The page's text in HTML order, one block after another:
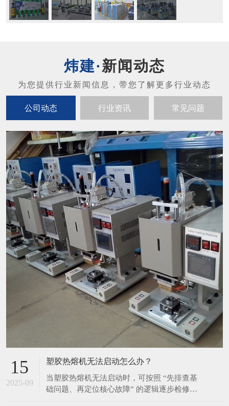
新闻动态
公司动态 行业资讯 常见问题
15
2025-09
塑胶热熔机无法启动怎么办？
当塑胶热熔机无法启动时，可按照 “先排查基
础问题、再定位核心故障” 的逻辑逐步检修，